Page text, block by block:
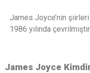
James Joyce’nin
1986 yılında çevrilmiştir.
James Joyce